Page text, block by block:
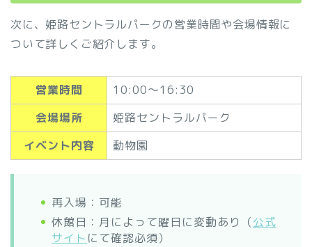
次に、姫路セントラルパークの営業時間や会場情報に
ついて詳しくご紹介します。
営業時間
10:00～16:30
会場場所
姫路セントラルパーク
イベント内容
動物園
再入場：可能
休館日：月によって曜日に変動あり（公式
サイト にて確認必須）